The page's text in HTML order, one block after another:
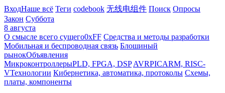
ВходНаше всё Теги codebook 无线电组件 Поиск Опросы
Закон Суббота
8 августа
О смысле всего сущего0xFF Средства и методы разработки
Мобильная и беспроводная связь Блошиный
рынокОбъявления
МикроконтроллерыPLD, FPGA, DSP AVRPICARM, RISC-
VТехнологии Кибернетика, автоматика, протоколы Схемы,
платы, компоненты